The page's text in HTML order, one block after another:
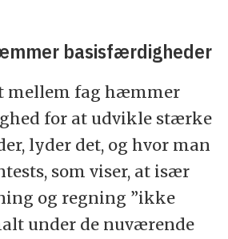
basisfærdigheder
mellem fag hæmmer
for at udvikle stærke
lyder det, og hvor man
som viser, at især
og regning ”ikke
under de nuværende